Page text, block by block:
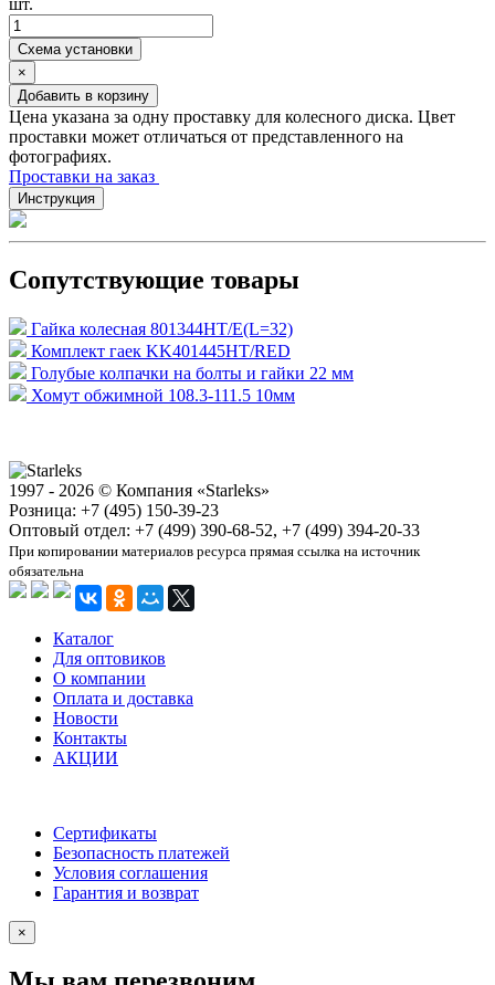
Схема установки
×
Добавить в корзину
Цена указана за одну проставку для колесного диска. Цвет
проставки может отличаться от представленного на
фотографиях.
Проставки на заказ
Инструкция
Сопутствующие товары
Гайка колесная 801344HT/E(L=32)
Комплект гаек KK401445HT/RED
Голубые колпачки на болты и гайки 22 мм
Хомут обжимной 108.3-111.5 10мм
1997 - 2026 © Компания «Starleks»
Розница: +7 (495) 150-39-23
Оптовый отдел: +7 (499) 390-68-52, +7 (499) 394-20-33
При копировании материалов ресурса прямая ссылка на источник
обязательна
Каталог
Для оптовиков
О компании
Оплата и доставка
Новости
Контакты
АКЦИИ
Сертификаты
Безопасность платежей
Условия соглашения
Гарантия и возврат
×